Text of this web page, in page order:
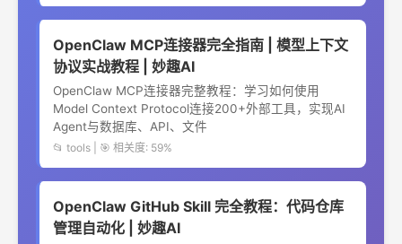
OpenClaw MCP连接器完全指南 | 模型上下文
协议实战教程 | 妙趣AI
OpenClaw MCP连接器完整教程：学习如何使用
Model Context Protocol连接200+外部工具，实现AI
Agent与数据库、API、文件
📂 tools | 🎯 相关度: 59%
OpenClaw GitHub Skill 完全教程：代码仓库
管理自动化 | 妙趣AI